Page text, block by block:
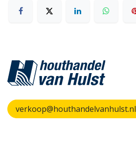
verkoop@houthandelvanhulst.nl